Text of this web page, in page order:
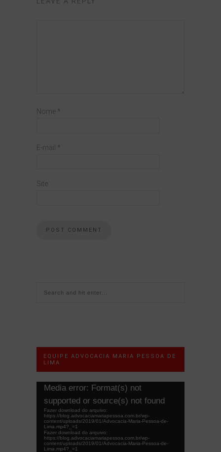
Nome *
E-mail *
Site
EQUIPE ADVOCACIA MARIA PESSOA DE
LIMA
Tocador
vídeo
Media error: Format(s) not
supported or source(s) not found
Fazer download do arquivo:
https://blog.advocaciamariapessoa.com.br/wp-
content/uploads/2019/01/Advocacia-Maria-Pessoa-de-
Lima.mp4?_=1
Fazer download do arquivo:
https://blog.advocaciamariapessoa.com.br/wp-
content/uploads/2019/01/Advocacia-Maria-Pessoa-de-
Lima.mp4?_=1